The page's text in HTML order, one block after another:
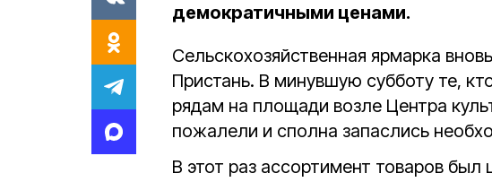
демократичными ценами.
Сельскохозяйственная ярмарка
Пристань. В минувшую субботу те,
рядам на площади возле Центра
пожалели и сполна запаслись
В этот раз ассортимент товаров